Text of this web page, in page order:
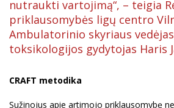
nutraukti vartojimą“, – teigia
priklausomybės ligų centro
Ambulatorinio skyriaus
toksikologijos gydytojas Haris
CRAFT metodika
Sužinojus apie artimojo priklausomybę